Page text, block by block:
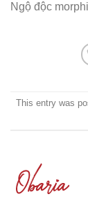
Ngộ độc
This entry was